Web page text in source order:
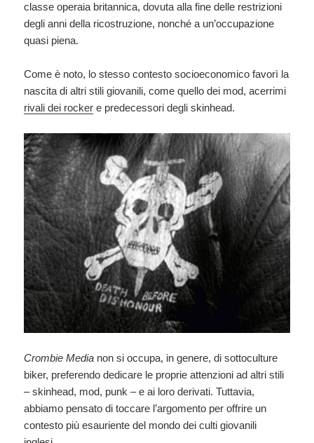
classe operaia britannica, dovuta alla fine delle restrizioni
degli anni della ricostruzione, nonché a un’occupazione
quasi piena.
Come è noto, lo stesso contesto socioeconomico favorì la
nascita di altri stili giovanili, come quello dei mod, acerrimi
rivali dei rocker e predecessori degli skinhead.
Crombie Media non si occupa, in genere, di sottoculture
biker, preferendo dedicare le proprie attenzioni ad altri stili
– skinhead, mod, punk – e ai loro derivati. Tuttavia,
abbiamo pensato di toccare l’argomento per offrire un
contesto più esauriente del mondo dei culti giovanili